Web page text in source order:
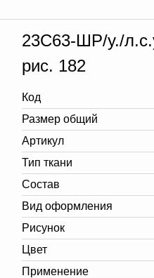
23С63-ШР/у./
рис. 182
Код
Размер общий
Артикул
Тип ткани
Состав
Вид оформления
Рисунок
Цвет
Применение